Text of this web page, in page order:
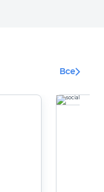
Все